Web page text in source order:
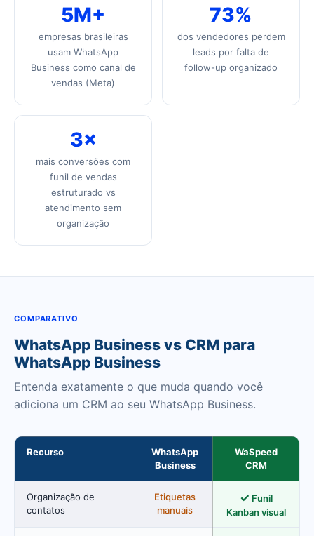
5M+
empresas brasileiras
usam WhatsApp
Business como canal de
vendas (Meta)
73%
dos vendedores perdem
leads por falta de
follow-up organizado
3×
mais conversões com
funil de vendas
estruturado vs
atendimento sem
organização
COMPARATIVO
WhatsApp Business vs CRM para
WhatsApp Business
Entenda exatamente o que muda quando você
adiciona um CRM ao seu WhatsApp Business.
Recurso
WhatsApp
Business
WaSpeed
CRM
Organização de
contatos
Etiquetas
manuais
✓ Funil
Kanban visual